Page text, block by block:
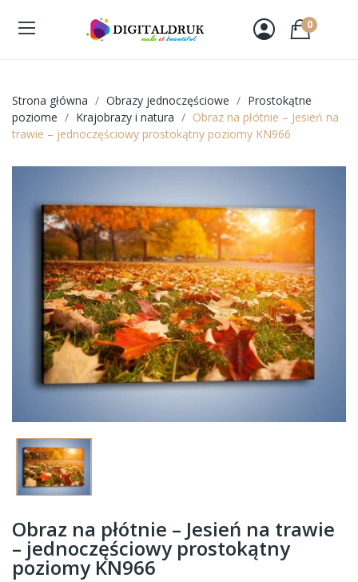
0
Strona główna Obrazy jednoczęściowe
Prostokątne
poziome
Krajobrazy i natura
Obraz na płótnie – Jesień na
trawie – jednoczęściowy prostokątny poziomy KN966
Obraz na płótnie – Jesień na trawie
– jednoczęściowy prostokątny
poziomy KN966